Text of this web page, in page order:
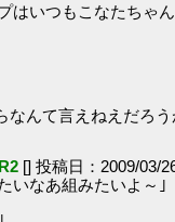
はいつもこなたちゃ
なんて言えねえだろう
[] 投稿日：2009/03/
いなあ組みたいよ～｣